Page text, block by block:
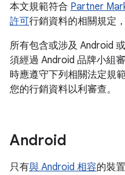
本文規範符合 Partner
許可行銷資料的相關規定
所有包含或涉及 Android
須經過 Android 品牌小組
時應遵守下列相關法定規
您的行銷資料以利審查。
Android
只有與 Android 相容的裝